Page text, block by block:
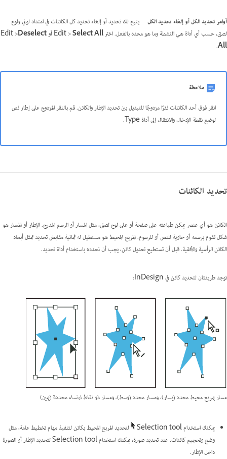
أوامر تحديد الكل أو إلغاء تحديد الكل
يتيح لك تحديد أو إلغاء تحديد كل الكائنات في امتداد لوني ولوح
لصق، حسب أي أداة هي النشطة وما هو محدد بالفعل. اختر Edit >Select All أو Edit >Deselect
All
.
ملاحظة
انقر فوق أحد الكائنات نقرًا مزدوجًا للتبديل بين تحديد الإطار والكائن. قم بالنقر المزدوج على إطار نص
لوضع نقطة الإدخال والانتقال إلى أداة Type.
تحديد الكائنات
الكائنهو أي عنصر يمكن طباعته على صفحة أو على لوح لصق، مثل المسار أو الرسم المدرج.الإطارأوالمسارهو
شكل تقوم برسمه أو حاوية للنص أو للرسوم.المربع المحيطهو مستطيل له ثمانية مقابض تحديد تمثل أبعاد
الكائن الرأسية والأفقية. قبل أن تستطيع تعديل كائن، يجب أنتحددهباستخدام أداة تحديد.
توجد طريقتان لتحديد كائن في InDesign:
مسار بمربع محيط محدد (يسار)، ومسار محدد (وسط)، ومسار ذو نقاط ارتساء محددة (يمين)
يمكنك استخدام Selection tool
لتحديد المربع المحيط بكائن لتنفيذ مهام تخطيط عامة، مثل
وضع وتحجيم كائنات. عند تحديد صورة، يمكنك استخدام Selection tool لتحديد الإطار أو الصورة
داخل الإطار.